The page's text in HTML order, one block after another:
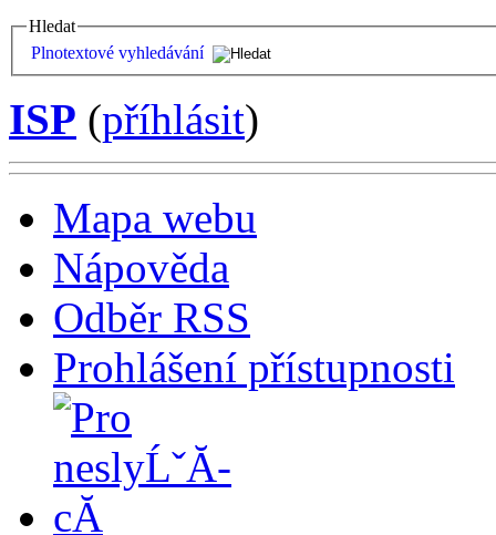
Hledat
Plnotextové vyhledávání
ISP (příhlásit)
Mapa webu
Nápověda
Odběr RSS
Prohlášení přístupnosti